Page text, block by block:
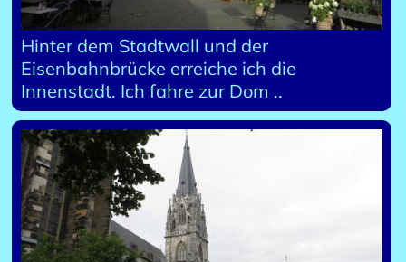
Hinter dem Stadtwall und der
Eisenbahnbrücke erreiche ich die
Innenstadt. Ich fahre zur Dom ..